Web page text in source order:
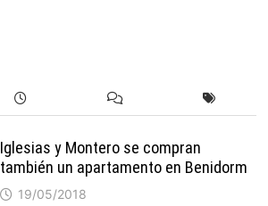
Iglesias y Montero se compran
también un apartamento en Benidorm
19/05/2018